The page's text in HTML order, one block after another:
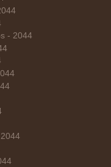
- 2044